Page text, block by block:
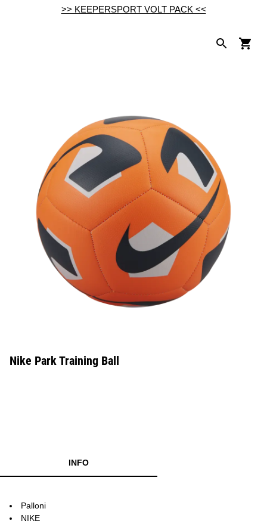
>> KEEPERSPORT VOLT PACK <<
Nike Park Training Ball
INFO
Palloni
NIKE